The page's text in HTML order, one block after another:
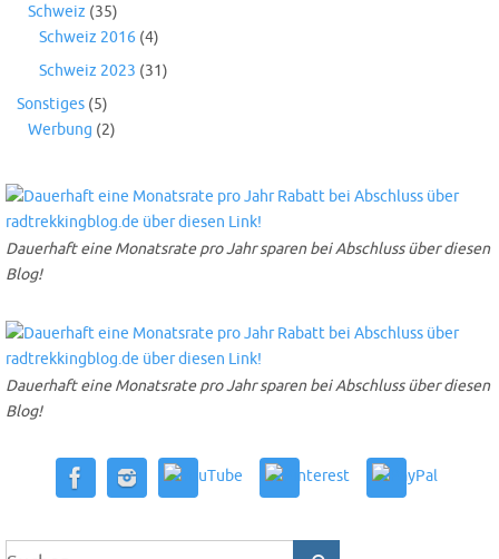
Schweiz (35)
Schweiz 2016 (4)
Schweiz 2023 (31)
Sonstiges (5)
Werbung (2)
Dauerhaft eine Monatsrate pro Jahr sparen bei Abschluss über diesen
Blog!
Dauerhaft eine Monatsrate pro Jahr sparen bei Abschluss über diesen
Blog!